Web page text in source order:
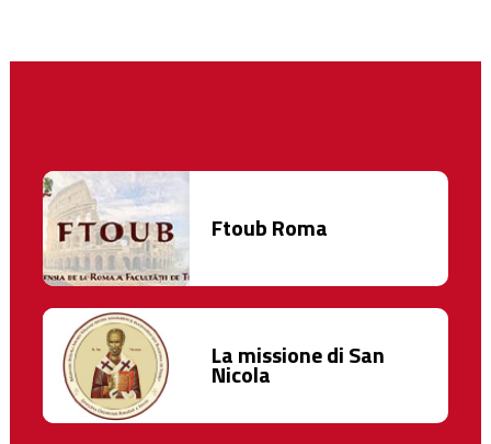
Ftoub Roma
La missione di San
Nicola